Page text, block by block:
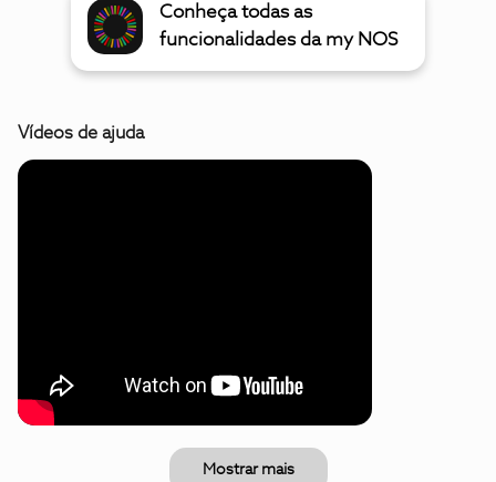
Conheça todas as
funcionalidades da my NOS
Vídeos de ajuda
Mostrar mais